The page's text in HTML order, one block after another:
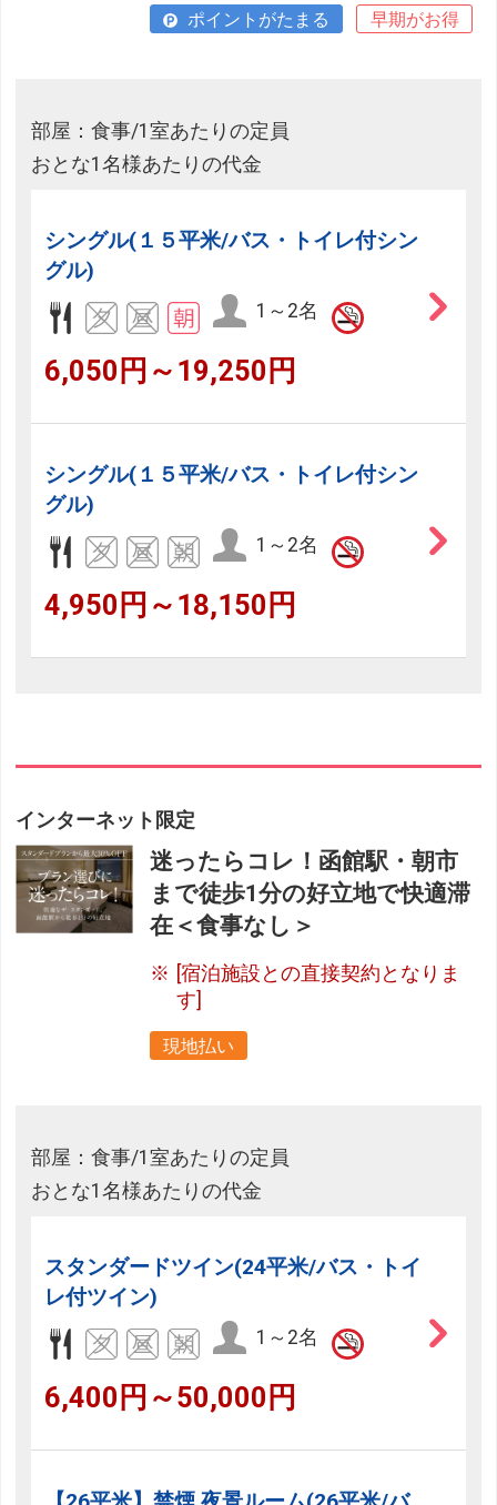
ポイントがたまる
早期がお得
部屋：食事/1室あたりの定員
おとな1名様あたりの代金
シングル(１５平米/バス・トイレ付シン
グル)
1～2名
6,050円～19,250円
シングル(１５平米/バス・トイレ付シン
グル)
1～2名
4,950円～18,150円
インターネット限定
迷ったらコレ！函館駅・朝市
まで徒歩1分の好立地で快適滞
在＜食事なし＞
[宿泊施設との直接契約となりま
す]
現地払い
部屋：食事/1室あたりの定員
おとな1名様あたりの代金
スタンダードツイン(24平米/バス・トイ
レ付ツイン)
1～2名
6,400円～50,000円